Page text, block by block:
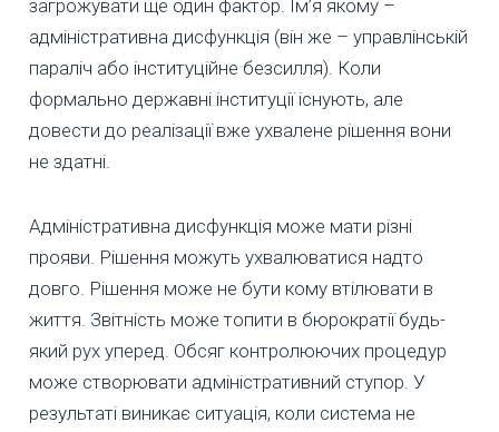
загрожувати ще один фактор. Ім’я якому –
адміністративна дисфункція (він же – управлінській
параліч або інституційне безсилля). Коли
формально державні інституції існують, але
довести до реалізації вже ухвалене рішення вони
не здатні.
Адміністративна дисфункція може мати різні
прояви. Рішення можуть ухвалюватися надто
довго. Рішення може не бути кому втілювати в
життя. Звітність може топити в бюрократії будь-
який рух уперед. Обсяг контролюючих процедур
може створювати адміністративний ступор. У
результаті виникає ситуація, коли система не